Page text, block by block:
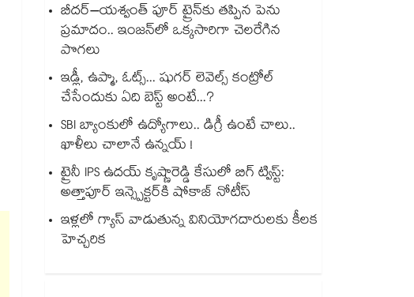
బీదర్–యశ్వంత్ పూర్ ట్రైన్‎కు తప్పిన పెను
ప్రమాదం.. ఇంజన్‎లో ఒక్కసారిగా చెలరేగిన
పొగలు
ఇడ్లీ, ఉప్మా, ఓట్స్... షుగర్ లెవెల్స్ కంట్రోల్
చేసేందుకు ఏది బెస్ట్ అంటే...?
SBI బ్యాంకులో ఉద్యోగాలు.. డిగ్రీ ఉంటే చాలు..
ఖాళీలు చాలానే ఉన్నయ్ !
ట్రైనీ IPS ఉదయ్ కృష్ణారెడ్డి కేసులో బిగ్ ట్విస్ట్:
అత్తాపూర్ ఇన్స్పెక్టర్‎కి షోకాజ్ నోటీస్
ఇళ్లలో గ్యాస్ వాడుతున్న వినియోగదారులకు కీలక
హెచ్చరిక